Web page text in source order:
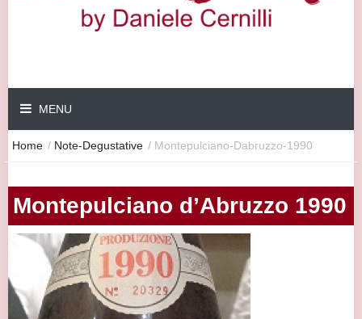
MENU
Home / Note-Degustative / Montepulciano-Dabruzzo-1990
Montepulciano d’Abruzzo 1990